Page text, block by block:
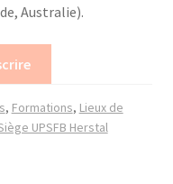
Australie).
, Formations, Lieux de
UPSFB Herstal